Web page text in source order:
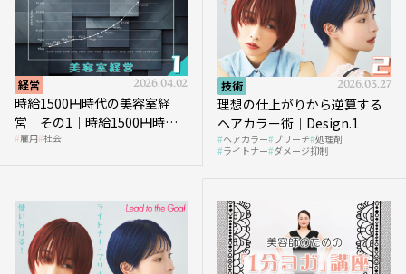
経営 2026.04.02
時給1500円時代の美容室経
営 その1｜時給1500円時代
へ向かう社会的背景
雇用 社会
技術 2026.03.27
理想の仕上がりから逆算する
ヘアカラー術｜Design.1
ヘアカラー ブリーチ 処理剤
ライトナー ダメージ抑制